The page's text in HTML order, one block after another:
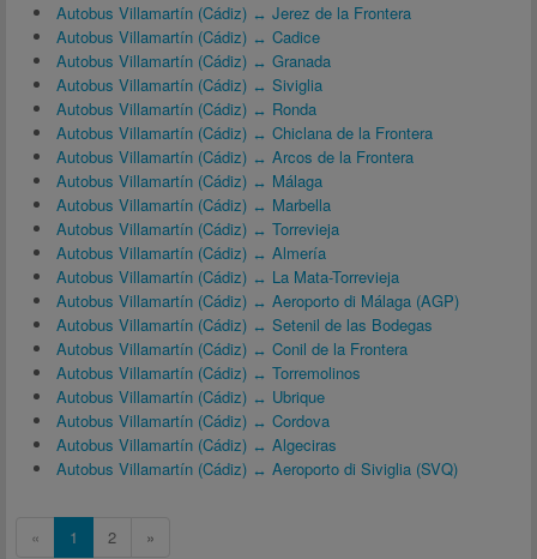
Autobus Villamartín (Cádiz) ↔ Jerez de la Frontera
Autobus Villamartín (Cádiz) ↔ Cadice
Autobus Villamartín (Cádiz) ↔ Granada
Autobus Villamartín (Cádiz) ↔ Siviglia
Autobus Villamartín (Cádiz) ↔ Ronda
Autobus Villamartín (Cádiz) ↔ Chiclana de la Frontera
Autobus Villamartín (Cádiz) ↔ Arcos de la Frontera
Autobus Villamartín (Cádiz) ↔ Málaga
Autobus Villamartín (Cádiz) ↔ Marbella
Autobus Villamartín (Cádiz) ↔ Torrevieja
Autobus Villamartín (Cádiz) ↔ Almería
Autobus Villamartín (Cádiz) ↔ La Mata-Torrevieja
Autobus Villamartín (Cádiz) ↔ Aeroporto di Málaga (AGP)
Autobus Villamartín (Cádiz) ↔ Setenil de las Bodegas
Autobus Villamartín (Cádiz) ↔ Conil de la Frontera
Autobus Villamartín (Cádiz) ↔ Torremolinos
Autobus Villamartín (Cádiz) ↔ Ubrique
Autobus Villamartín (Cádiz) ↔ Cordova
Autobus Villamartín (Cádiz) ↔ Algeciras
Autobus Villamartín (Cádiz) ↔ Aeroporto di Siviglia (SVQ)
« 1 2 »